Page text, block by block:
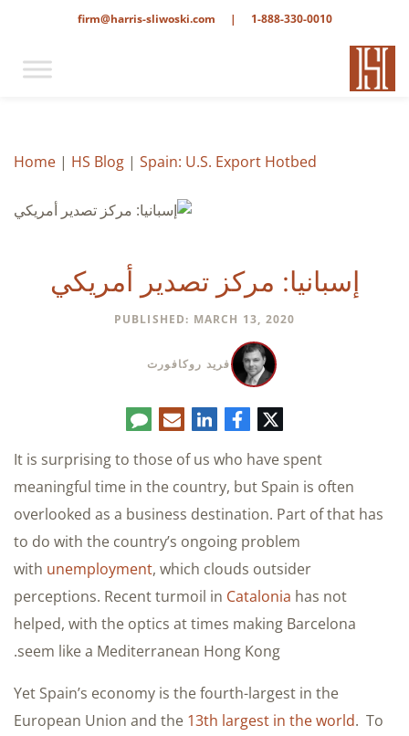
1-888-330-0010
|
firm@harris-sliwoski.com
Home | HS Blog | Spain: U.S. Export Hotbed
إسبانيا: مركز تصدير أمريكي
PUBLISHED: MARCH 13, 2020
فريد روكافورت
تويترفيسبوكلينكدإنالبريد
الإلكتروني
تعليق
It is surprising to those of us who have spent
meaningful time in the country, but Spain is often
overlooked as a business destination. Part of that has
to do with the country’s ongoing problem
with unemployment, which clouds outsider
perceptions. Recent turmoil in Catalonia has not
helped, with the optics at times making Barcelona
seem like a Mediterranean Hong Kong.
Yet Spain’s economy is the fourth-largest in the
European Union and the 13th largest in the world. To